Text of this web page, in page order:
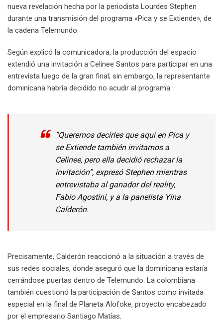
nueva revelación hecha por la periodista Lourdes Stephen
durante una transmisión del programa «Pica y se Extiende», de
la cadena Telemundo.
Según explicó la comunicadora, la producción del espacio
extendió una invitación a Celinee Santos para participar en una
entrevista luego de la gran final; sin embargo, la representante
dominicana habría decidido no acudir al programa.
“Queremos decirles que aquí en Pica y
se Extiende también invitamos a
Celinee, pero ella decidió rechazar la
invitación”, expresó Stephen mientras
entrevistaba al ganador del reality,
Fabio Agostini, y a la panelista Yina
Calderón.
Precisamente, Calderón reaccionó a la situación a través de
sus redes sociales, donde aseguró que la dominicana estaría
cerrándose puertas dentro de Telemundo. La colombiana
también cuestionó la participación de Santos como invitada
especial en la final de Planeta Alofoke, proyecto encabezado
por el empresario Santiago Matías.